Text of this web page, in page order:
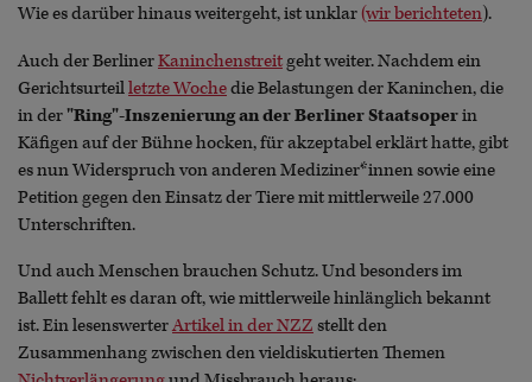
Wie es darüber hinaus weitergeht, ist unklar(wir berichteten).
Auch der BerlinerKaninchenstreitgeht weiter. Nachdem ein
Gerichtsurteilletzte Wochedie Belastungen der Kaninchen, die
in der"Ring"-Inszenierung an der Berliner Staatsoperin
Käfigen auf der Bühne hocken, für akzeptabel erklärt hatte, gibt
es nun Widerspruch von anderen Mediziner*innen sowie eine
Petition gegen den Einsatz der Tiere mit mittlerweile 27.000
Unterschriften.
Und auch Menschen brauchen Schutz. Und besonders im
Ballett fehlt es daran oft, wie mittlerweile hinlänglich bekannt
ist. Ein lesenswerterArtikel in der NZZ stellt den
Zusammenhang zwischen den vieldiskutierten Themen